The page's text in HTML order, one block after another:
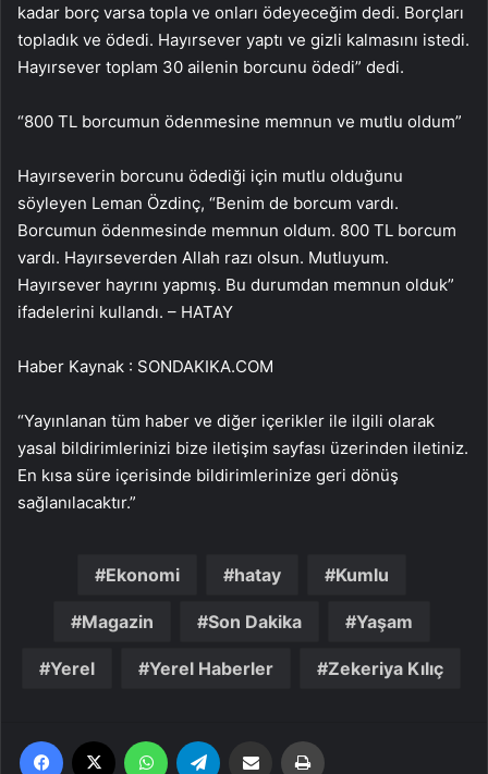
kadar borç varsa topla ve onları ödeyeceğim dedi. Borçları
topladık ve ödedi. Hayırsever yaptı ve gizli kalmasını istedi.
Hayırsever toplam 30 ailenin borcunu ödedi” dedi.
“800 TL borcumun ödenmesine memnun ve mutlu oldum”
Hayırseverin borcunu ödediği için mutlu olduğunu
söyleyen Leman Özdinç, “Benim de borcum vardı.
Borcumun ödenmesinde memnun oldum. 800 TL borcum
vardı. Hayırseverden Allah razı olsun. Mutluyum.
Hayırsever hayrını yapmış. Bu durumdan memnun olduk”
ifadelerini kullandı. – HATAY
Haber Kaynak : SONDAKIKA.COM
“Yayınlanan tüm haber ve diğer içerikler ile ilgili olarak
yasal bildirimlerinizi bize iletişim sayfası üzerinden iletiniz.
En kısa süre içerisinde bildirimlerinize geri dönüş
sağlanılacaktır.”
Ekonomi hatay Kumlu
Magazin Son Dakika Yaşam
Yerel Yerel Haberler Zekeriya Kılıç
Facebook WhatsApp Email'den paylaş